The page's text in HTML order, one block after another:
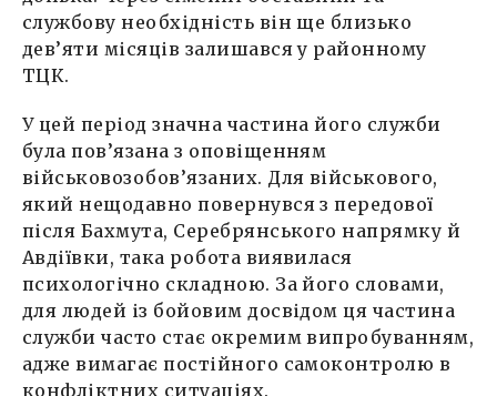
службову необхідність він ще близько
дев’яти місяців залишався у районному
ТЦК.
У цей період значна частина його служби
була пов’язана з оповіщенням
військовозобов’язаних. Для військового,
який нещодавно повернувся з передової
після Бахмута, Серебрянського напрямку й
Авдіївки, така робота виявилася
психологічно складною. За його словами,
для людей із бойовим досвідом ця частина
служби часто стає окремим випробуванням,
адже вимагає постійного самоконтролю в
конфліктних ситуаціях.